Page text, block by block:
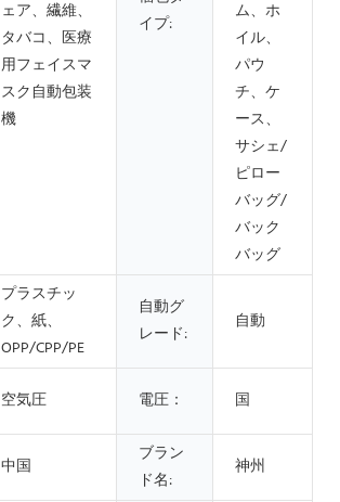
ェア、繊維、
タバコ、医療
用フェイスマ
スク自動包装
機
イプ:
ム、ホ
イル、
パウ
チ、ケ
ース、
サシェ/
ピロー
バッグ/
バック
バッグ
プラスチッ
ク、紙、
OPP/CPP/PE
自動グ
レード:
自動
空気圧 電圧： 国
中国
ブラン
ド名:
神州